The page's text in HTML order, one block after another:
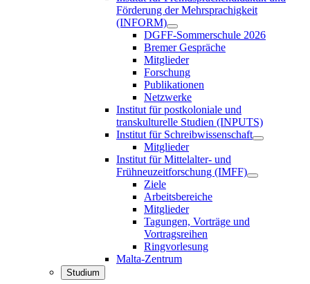
Förderung der Mehrsprachigkeit
(INFORM)
DGFF-Sommerschule 2026
Bremer Gespräche
Mitglieder
Forschung
Publikationen
Netzwerke
Institut für postkoloniale und
transkulturelle Studien (INPUTS)
Institut für Schreibwissenschaft
Mitglieder
Institut für Mittelalter- und
Frühneuzeitforschung (IMFF)
Ziele
Arbeitsbereiche
Mitglieder
Tagungen, Vorträge und
Vortragsreihen
Ringvorlesung
Malta-Zentrum
Studium